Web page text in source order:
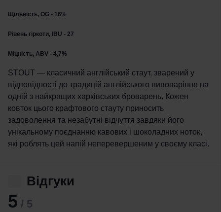
Щільність, OG - 16%
Рівень гіркоти, IBU - 27
Міцність, ABV - 4,7%
STOUT — класичний англійський стаут, зварений у
відповідності до традицій англійського пивоваріння на
одній з найкращих харківських броварень. Кожен
ковток цього крафтового стауту приносить
задоволення та незабутні відчуття завдяки його
унікальному поєднанню кавових і шоколадних ноток,
які роблять цей напій неперевершеним у своєму класі.
Відгуки
5 / 5